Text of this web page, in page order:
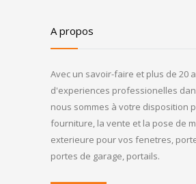
A propos
Avec un savoir-faire et plus de 20
d'experiences professionelles
nous sommes à votre disposition
fourniture, la vente et la pose de
exterieure pour vos fenetres,
portes de garage, portails.